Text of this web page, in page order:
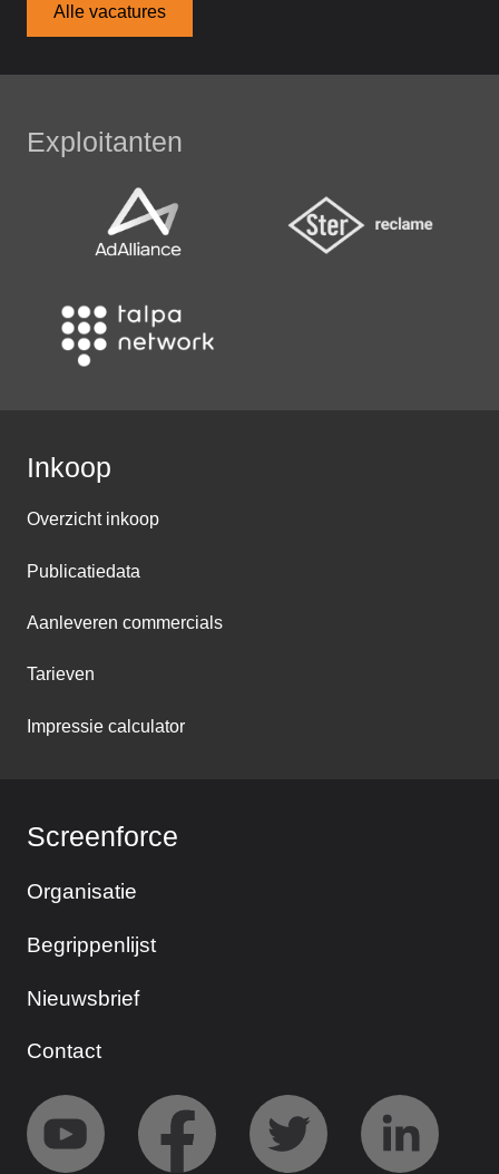
Alle vacatures
Exploitanten
Inkoop
Overzicht inkoop
Publicatiedata
Aanleveren commercials
Tarieven
Impressie calculator
Screenforce
Organisatie
Begrippenlijst
Nieuwsbrief
Contact